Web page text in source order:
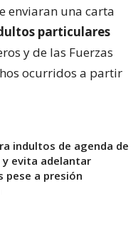
enviaran una carta
particulares
y de las Fuerzas
ocurridos a partir
indultos de agenda de
y evita adelantar
pese a presión